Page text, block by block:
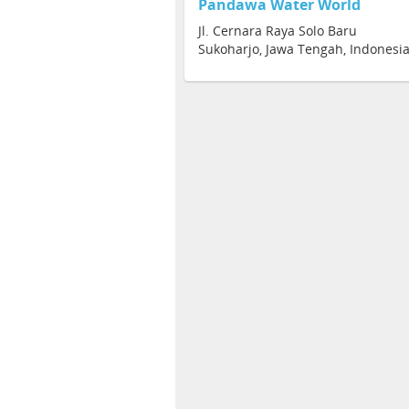
Pandawa Water World
Jl. Cernara Raya Solo Baru
Sukoharjo, Jawa Tengah, Indonesia